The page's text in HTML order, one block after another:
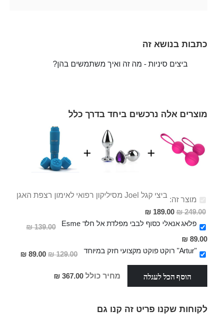
כתבות בנושא זה
ביצים סיניות - מה זה ואיך משתמשים בהן?
מוצרים אלה נרכשים ביחד בדרך כלל
מוצר זה:
ביצי קגל Joel מסיליקון רפואי לאימון רצפת האגן
249.00 ₪
מחיר
מבצע
189.00 ₪
פלאג אנאלי כסוף לבבי מפלדת אל חלד Esme
139.00 ₪
מחיר
מבצע
89.00 ₪
"Artur" רוקט פוקט מקצועי חזק במיוחד
129.00 ₪
מחיר
89.00 ₪
הוסף הכל לעגלה מחיר כולל 367.00 ₪
לקוחות שקנו פריט זה קנו גם